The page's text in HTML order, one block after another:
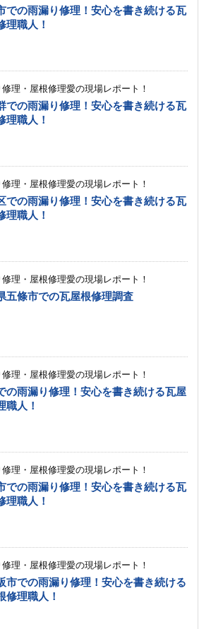
での雨漏り修理！安心を書き続ける瓦
理職人！
理・屋根修理愛の現場レポート！
での雨漏り修理！安心を書き続ける瓦
理職人！
理・屋根修理愛の現場レポート！
での雨漏り修理！安心を書き続ける瓦
理職人！
理・屋根修理愛の現場レポート！
五條市での瓦屋根修理調査
理・屋根修理愛の現場レポート！
の雨漏り修理！安心を書き続ける瓦屋
職人！
理・屋根修理愛の現場レポート！
での雨漏り修理！安心を書き続ける瓦
理職人！
理・屋根修理愛の現場レポート！
市での雨漏り修理！安心を書き続ける
修理職人！